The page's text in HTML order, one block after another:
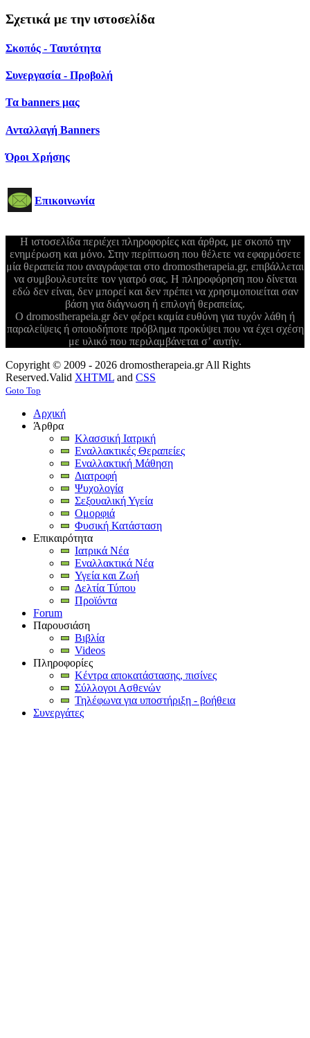
Σχετικά με την ιστοσελίδα
Σκοπός - Ταυτότητα
Συνεργασία - Προβολή
Τα banners μας
Ανταλλαγή Banners
Όροι Χρήσης
Επικοινωνία
Η ιστοσελίδα περιέχει πληροφορίες και άρθρα, με σκοπό την
ενημέρωση και μόνο. Στην περίπτωση που θέλετε να εφαρμόσετε
μία θεραπεία που αναγράφεται στο dromostherapeia.gr, επιβάλλεται
να συμβουλευτείτε τον γιατρό σας. Η πληροφόρηση που δίνεται
εδώ δεν είναι, δεν μπορεί και δεν πρέπει να χρησιμοποιείται σαν
βάση για διάγνωση ή επιλογή θεραπείας.
Ο dromostherapeia.gr δεν φέρει καμία ευθύνη για τυχόν λάθη ή
παραλείψεις ή οποιοδήποτε πρόβλημα προκύψει που να έχει σχέση
με υλικό που περιλαμβάνεται σ’ αυτήν.
Copyright © 2009 - 2026 dromostherapeia.gr All Rights
Reserved.Valid XHTML and CSS
Goto Top
Αρχική
Άρθρα
Κλασσική Ιατρική
Εναλλακτικές Θεραπείες
Εναλλακτική Μάθηση
Διατροφή
Ψυχολογία
Σεξουαλική Υγεία
Ομορφιά
Φυσική Κατάσταση
Επικαιρότητα
Ιατρικά Νέα
Εναλλακτικά Νέα
Υγεία και Ζωή
Δελτία Τύπου
Προϊόντα
Forum
Παρουσιάση
Βιβλία
Videos
Πληροφορίες
Κέντρα αποκατάστασης, πισίνες
Σύλλογοι Ασθενών
Τηλέφωνα για υποστήριξη - βοήθεια
Συνεργάτες